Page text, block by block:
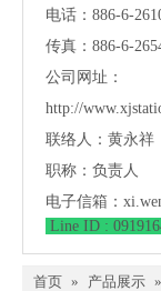
电话：886-6-
传真：886-6-
公司网址：
http://
联络人：黄永祥
职称：负责人
电子信箱：
Line ID :
首页 » 产品展示 »